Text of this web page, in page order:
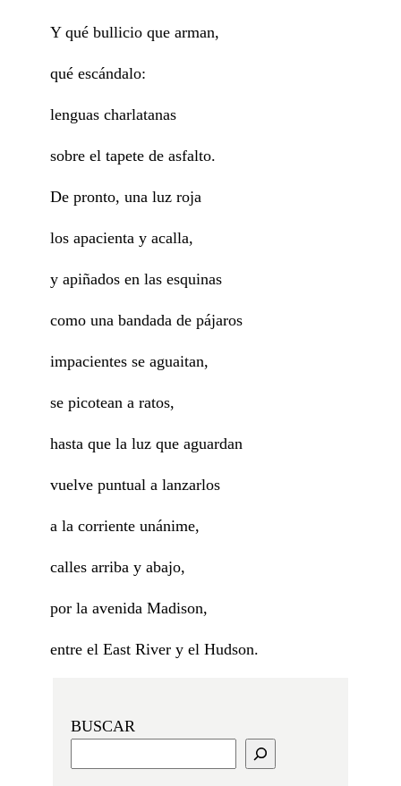
Y qué bullicio que arman,
qué escándalo:
lenguas charlatanas
sobre el tapete de asfalto.
De pronto, una luz roja
los apacienta y acalla,
y apiñados en las esquinas
como una bandada de pájaros
impacientes se aguaitan,
se picotean a ratos,
hasta que la luz que aguardan
vuelve puntual a lanzarlos
a la corriente unánime,
calles arriba y abajo,
por la avenida Madison,
entre el East River y el Hudson.
BUSCAR